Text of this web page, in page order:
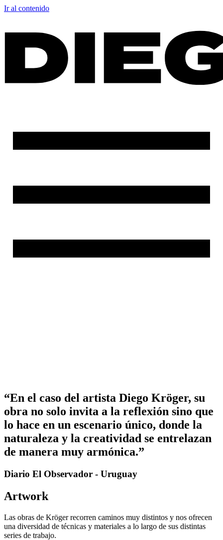
Ir al contenido
“En el caso del artista Diego Kröger, su
obra no solo invita a la reflexión sino que
lo hace en un escenario único, donde la
naturaleza y la creatividad se entrelazan
de manera muy armónica.”
Diario El Observador - Uruguay
Artwork
Las obras de Kröger recorren caminos muy distintos y nos ofrecen
una diversidad de técnicas y materiales a lo largo de sus distintas
series de trabajo.